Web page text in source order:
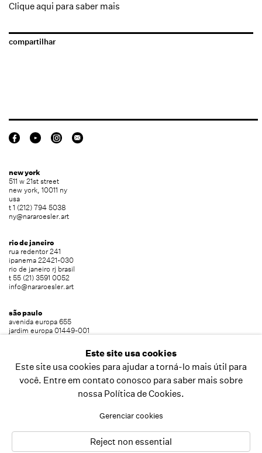
Clique aqui para saber mais
compartilhar
new york
511 w 21st street
new york, 10011 ny
usa
t 1 (212) 794 5038
ny@nararoesler.art
rio de janeiro
rua redentor 241
ipanema 22421-030
rio de janeiro rj brasil
t 55 (21) 3591 0052
info@nararoesler.art
são paulo
avenida europa 655
jardim europa 01449-001
copyright © 2026 nara roesler
Este site usa cookies
Este site usa cookies para ajudar a torná-lo mais útil para
você. Entre em contato conosco para saber mais sobre
nossa Política de Cookies.
Gerenciar cookies
Reject non essential